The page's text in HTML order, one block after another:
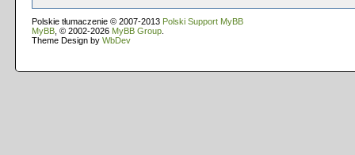
Polskie tłumaczenie © 2007-2013 Polski Support MyBB
MyBB , © 2002-2026 MyBB Group
Theme Design by WbDev